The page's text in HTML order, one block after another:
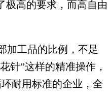
极高的要求，而高自由
工品的比例，不足
针”这样的精准操作，
耐用标准的企业，全